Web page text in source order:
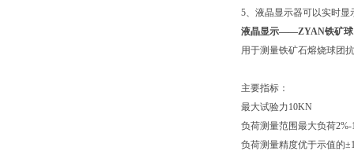
5、液晶显示器可以实时
液晶显示——ZYAN铁矿
用于测量铁矿石熔烧球团
主要指标：
最大试验力10KN
负荷测量范围最大负荷2%-
负荷测量精度优于示值的